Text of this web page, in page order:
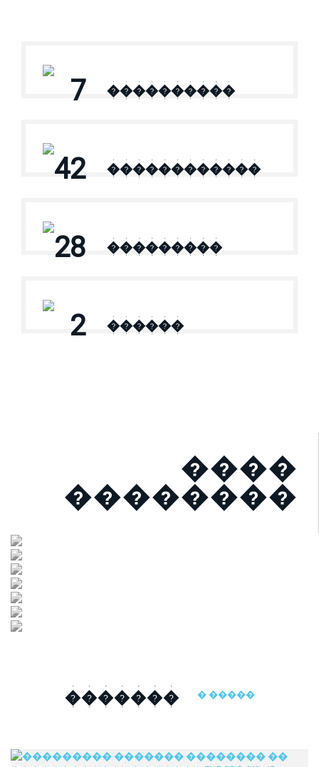
7 ����������
42 ������������
28 ���������
2 ������
����
��������
������� � �����